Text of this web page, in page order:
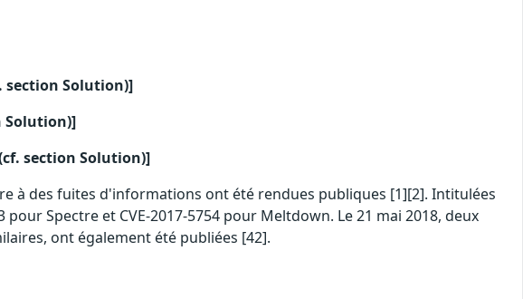
section Solution)]
Solution)]
section Solution)]
à des fuites d'informations ont été rendues publiques [1][2]. Intitulées
Spectre et CVE-2017-5754 pour Meltdown. Le 21 mai 2018, deux
ont également été publiées [42].